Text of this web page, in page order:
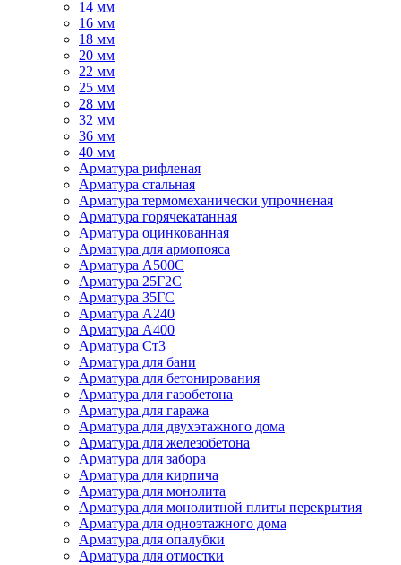
14 мм
16 мм
18 мм
20 мм
22 мм
25 мм
28 мм
32 мм
36 мм
40 мм
Арматура рифленая
Арматура стальная
Арматура термомеханически упрочненая
Арматура горячекатанная
Арматура оцинкованная
Арматура для армопояса
Арматура A500С
Арматура 25Г2С
Арматура 35ГС
Арматура А240
Арматура А400
Арматура Ст3
Арматура для бани
Арматура для бетонирования
Арматура для газобетона
Арматура для гаража
Арматура для двухэтажного дома
Арматура для железобетона
Арматура для забора
Арматура для кирпича
Арматура для монолита
Арматура для монолитной плиты перекрытия
Арматура для одноэтажного дома
Арматура для опалубки
Арматура для отмостки